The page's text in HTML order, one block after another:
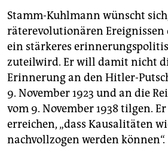
Stamm-Kuhlmann wünscht
räterevolutionären Ereignissen
ein stärkeres
zuteilwird. Er will damit nicht
Erinnerung an den Hitler-
9. November 1923 und an die
vom 9. November 1938 tilgen.
erreichen, „dass Kausalitäten
nachvollzogen werden können“.